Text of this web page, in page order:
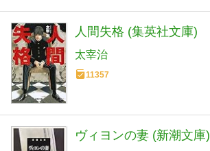
人間失格 (集英社文庫)
太宰治
11357
ヴィヨンの妻 (新潮文庫)